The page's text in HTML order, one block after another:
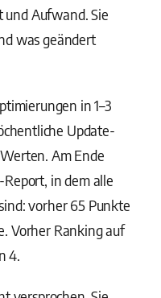
und Aufwand. Sie
was geändert
in 1–3
Update-
Am Ende
in dem alle
vorher 65 Punkte
Vorher Ranking auf
4.